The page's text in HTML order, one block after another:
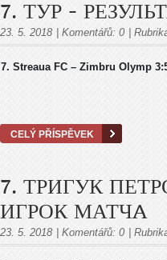
7. ТУР -
23. 5. 2018 Komentářů: 0
7. Streaua FC – Zimbru Olymp
CELÝ PŘÍSPĚVEK
7. ТРИГУК
ИГРОК МАТЧA
23. 5. 2018 Komentářů: 0